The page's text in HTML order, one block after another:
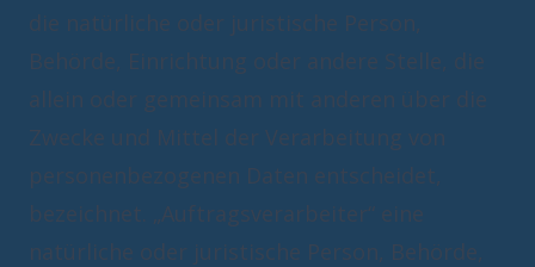
die natürliche oder juristische Person,
Behörde, Einrichtung oder andere Stelle, die
allein oder gemeinsam mit anderen über die
Zwecke und Mittel der Verarbeitung von
personenbezogenen Daten entscheidet,
bezeichnet. „Auftragsverarbeiter“ eine
natürliche oder juristische Person, Behörde,